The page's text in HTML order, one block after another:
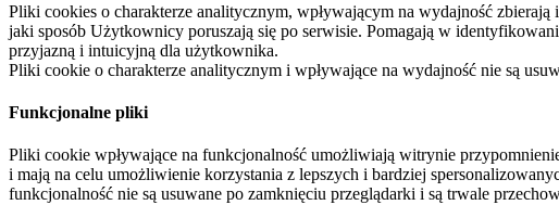
Pliki cookies o charakterze analitycznym, wpływającym na wydajność
jaki sposób Użytkownicy poruszają się po serwisie. Pomagają w
przyjazną i intuicyjną dla użytkownika.
Pliki cookie o charakterze analitycznym i wpływające na wydajność nie są
Funkcjonalne pliki
Pliki cookie wpływające na funkcjonalność umożliwiają witrynie
i mają na celu umożliwienie korzystania z lepszych i bardziej
funkcjonalność nie są usuwane po zamknięciu przeglądarki i są trwale